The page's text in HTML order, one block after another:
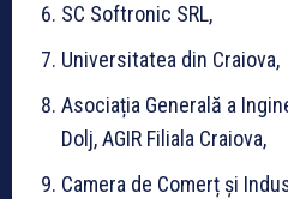
SC Softronic SRL,
Universitatea din Craiova,
Asociația Generală a
Dolj, AGIR Filiala Craiova,
Camera de Comerț și